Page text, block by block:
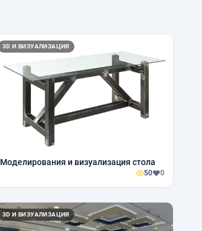
3D И ВИЗУАЛИЗАЦИЯ
Моделирования и визуализация стола
50 0
3D И ВИЗУАЛИЗАЦИЯ